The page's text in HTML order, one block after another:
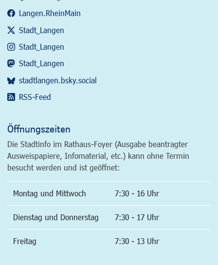
Langen.RheinMain
Stadt_Langen
Stadt_Langen
Stadt_Langen
stadtlangen.bsky.social
RSS-Feed
Öffnungszeiten
Die Stadtinfo im Rathaus-Foyer (Ausgabe beantragter
Ausweispapiere, Infomaterial, etc.) kann ohne Termin
besucht werden und ist geöffnet:
Montag und Mittwoch 7:30 - 16 Uhr
Dienstag und Donnerstag 7:30 - 17 Uhr
Freitag 7:30 - 13 Uhr